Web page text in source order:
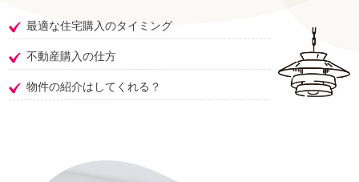
最適な住宅購入のタイミング
不動産購入の仕方
物件の紹介はしてくれる？